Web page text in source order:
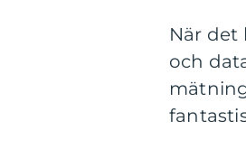
När
och